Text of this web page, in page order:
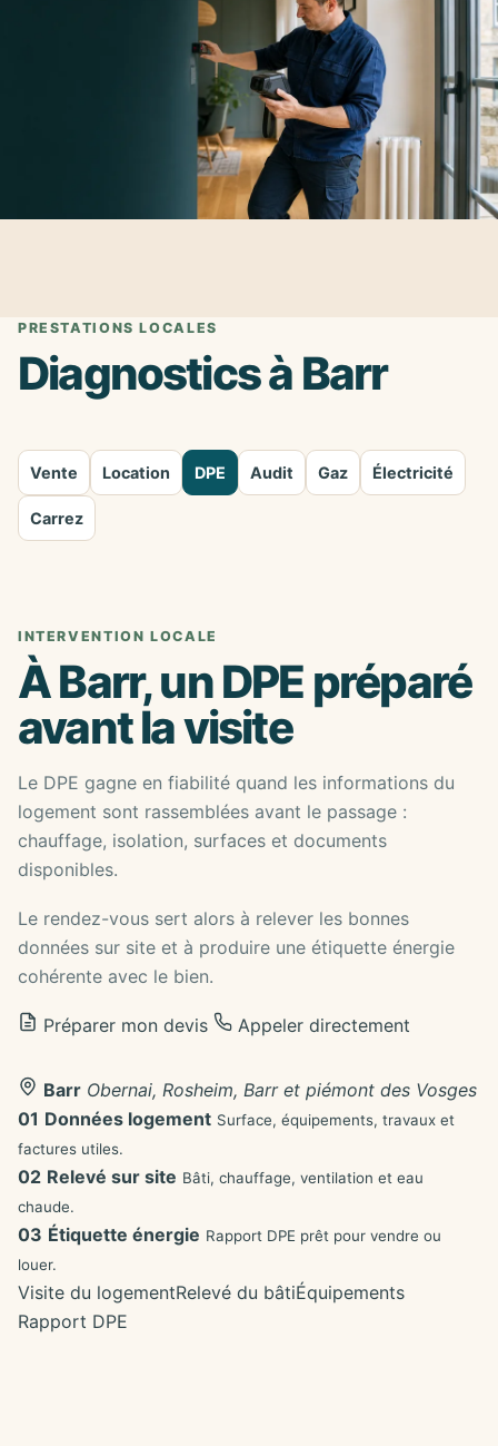
PRESTATIONS LOCALES
Diagnostics à Barr
Vente Location DPE Audit Gaz Électricité
Carrez
INTERVENTION LOCALE
À Barr, un DPE préparé
avant la visite
Le DPE gagne en fiabilité quand les informations du
logement sont rassemblées avant le passage :
chauffage, isolation, surfaces et documents
disponibles.
Le rendez-vous sert alors à relever les bonnes
données sur site et à produire une étiquette énergie
cohérente avec le bien.
Préparer mon devis Appeler directement
Barr Obernai, Rosheim, Barr et piémont des Vosges
01 Données logement Surface, équipements, travaux et
factures utiles.
02 Relevé sur site Bâti, chauffage, ventilation et eau
chaude.
03 Étiquette énergie Rapport DPE prêt pour vendre ou
louer.
Visite du logementRelevé du bâtiÉquipements
Rapport DPE